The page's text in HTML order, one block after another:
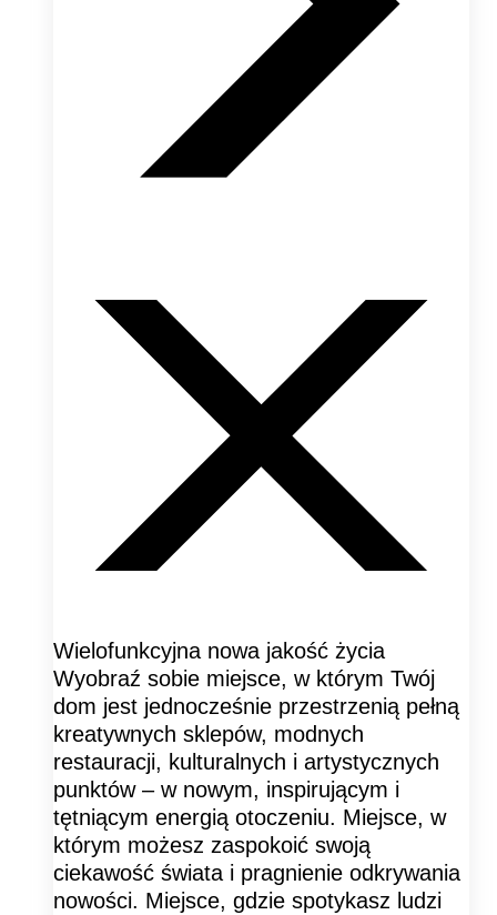
Wielofunkcyjna nowa jakość życia
Wyobraź sobie miejsce, w którym Twój
dom jest jednocześnie przestrzenią pełną
kreatywnych sklepów, modnych
restauracji, kulturalnych i artystycznych
punktów – w nowym, inspirującym i
tętniącym energią otoczeniu. Miejsce, w
którym możesz zaspokoić swoją
ciekawość świata i pragnienie odkrywania
nowości. Miejsce, gdzie spotykasz ludzi